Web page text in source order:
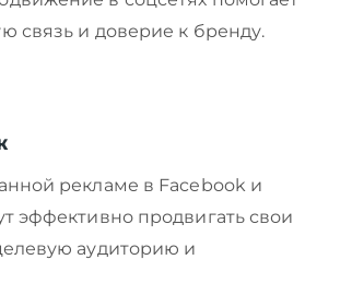
связь и доверие к бренду.
рекламе в Facebook и
эффективно продвигать свои
аудиторию и